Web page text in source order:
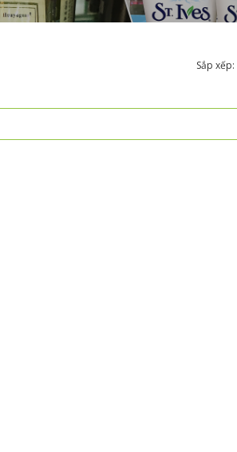
Sắp xếp: